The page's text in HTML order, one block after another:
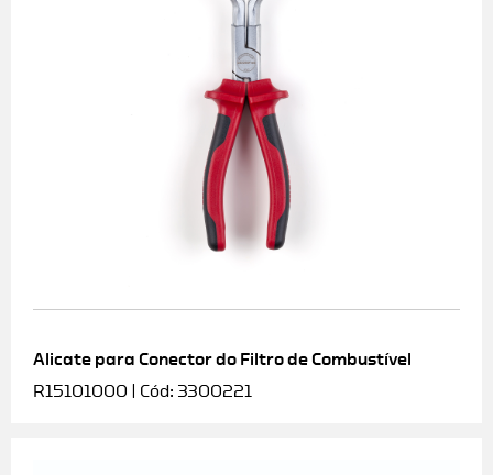
Alicate para Conector do Filtro de Combustível
R15101000 | Cód: 3300221